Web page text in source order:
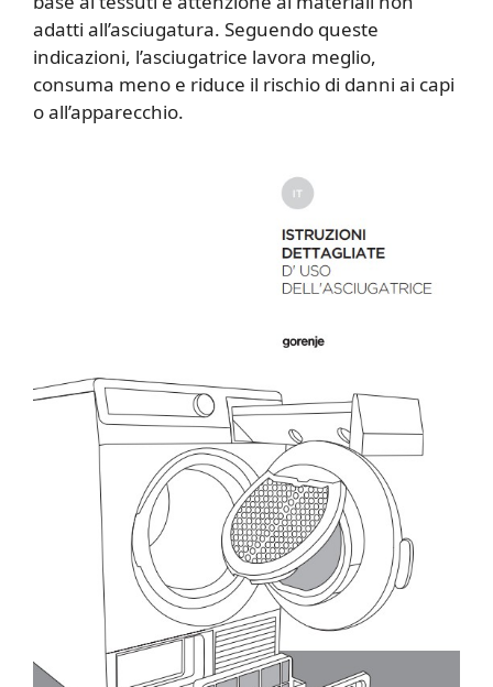
adatti all’asciugatura. Seguendo queste
indicazioni, l’asciugatrice lavora meglio,
consuma meno e riduce il rischio di danni ai capi
o all’apparecchio.